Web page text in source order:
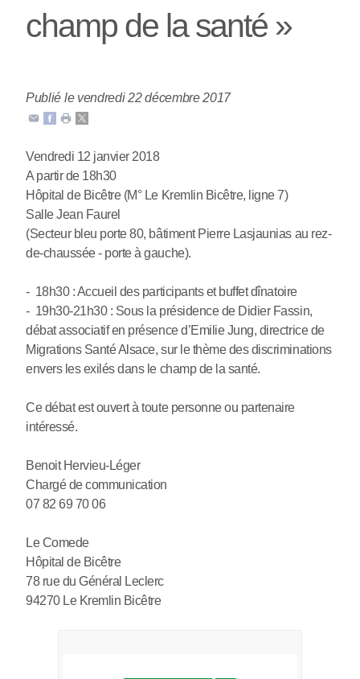
champ de la santé »
Publié le vendredi 22 décembre 2017
Vendredi 12 janvier 2018
A partir de 18h30
Hôpital de Bicêtre (M° Le Kremlin Bicêtre, ligne 7)
Salle Jean Faurel
(Secteur bleu porte 80, bâtiment Pierre Lasjaunias au rez-
de-chaussée - porte à gauche).
- 18h30 : Accueil des participants et buffet dînatoire
- 19h30-21h30 : Sous la présidence de Didier Fassin,
débat associatif en présence d’Emilie Jung, directrice de
Migrations Santé Alsace, sur le thème des discriminations
envers les exilés dans le champ de la santé.
Ce débat est ouvert à toute personne ou partenaire
intéressé.
Benoit Hervieu-Léger
Chargé de communication
07 82 69 70 06
Le Comede
Hôpital de Bicêtre
78 rue du Général Leclerc
94270 Le Kremlin Bicêtre